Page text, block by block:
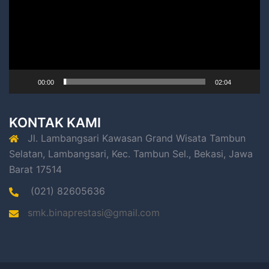
00:00 02:04
KONTAK KAMI
Jl. Lambangsari Kawasan Grand Wisata Tambun
Selatan, Lambangsari, Kec. Tambun Sel., Bekasi, Jawa
Barat 17514
(021) 82605636
smk.binaprestasi@gmail.com